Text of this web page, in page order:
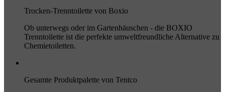
Trocken-Trenntoilette von Boxio
Ob unterwegs oder im Gartenhäuschen - die BOXIO
Trenntoilette ist die perfekte umweltfreundliche Alternative zu
Chemietoiletten.
Gesamte Produktpalette von Tentco